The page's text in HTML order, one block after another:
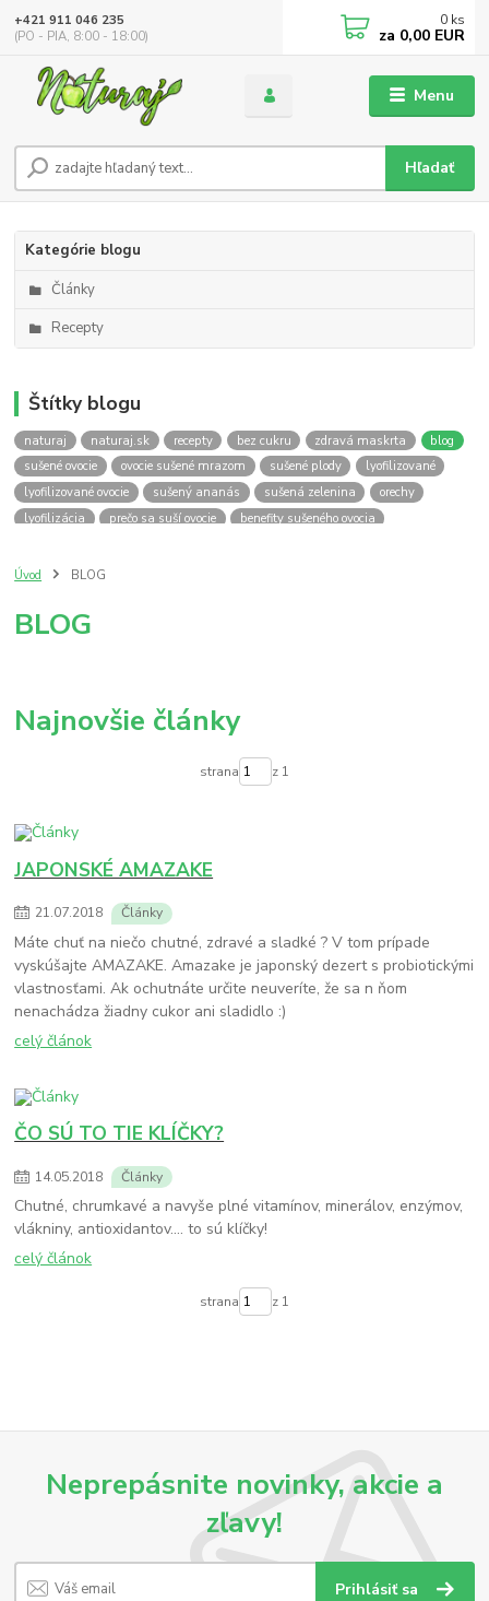
Menu
Hľadať
+421 911 046 235
(PO - PIA, 8:00 - 18:00)
0 ks
za 0,00 EUR
Kategórie blogu
Články
Recepty
Štítky blogu
naturaj naturaj.sk recepty bez cukru zdravá maskrta
blog
sušené ovocie
ovocie sušené mrazom sušené plody
lyofilizované
lyofilizované ovocie
sušený ananás sušená zelenina
orechy
lyofilizácia
prečo sa suší ovocie
benefity sušeného ovocia
sušené jablká
zdravý recept tofu quinoa
japan
amasaké ryža
Úvod BLOG
BLOG
Najnovšie články
strana z 1
JAPONSKÉ AMAZAKE
21.07.2018 Články
Máte chuť na niečo chutné, zdravé a sladké ? V tom prípade
vyskúšajte AMAZAKE. Amazake je japonský dezert s probiotickými
vlastnosťami. Ak ochutnáte určite neuveríte, že sa n ňom
nenachádza žiadny cukor ani sladidlo :)
celý článok
ČO SÚ TO TIE KLÍČKY?
14.05.2018 Články
Chutné, chrumkavé a navyše plné vitamínov, minerálov, enzýmov,
vlákniny, antioxidantov.... to sú klíčky!
celý článok
strana z 1
Neprepásnite novinky, akcie a
zľavy!
Prihlásiť sa